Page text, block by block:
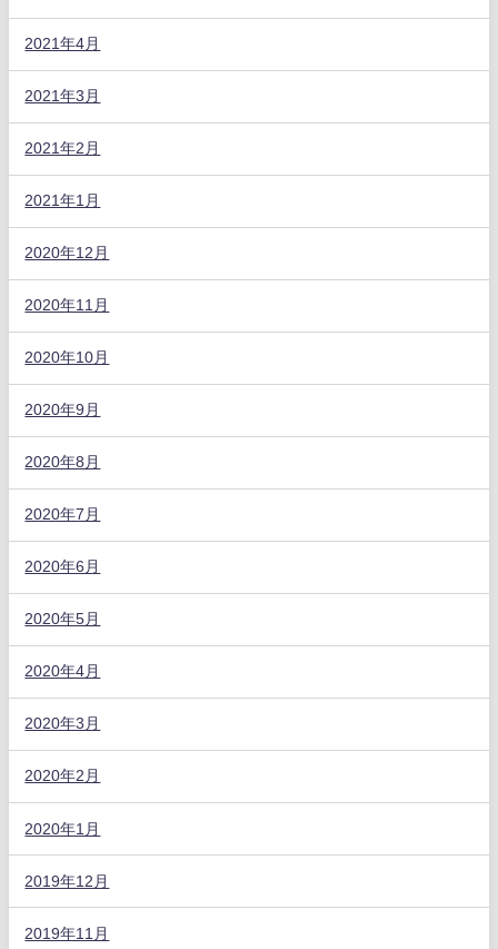
2021年4月
2021年3月
2021年2月
2021年1月
2020年12月
2020年11月
2020年10月
2020年9月
2020年8月
2020年7月
2020年6月
2020年5月
2020年4月
2020年3月
2020年2月
2020年1月
2019年12月
2019年11月